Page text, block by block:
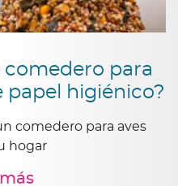
comedero para
papel higiénico?
comedero para aves
hogar